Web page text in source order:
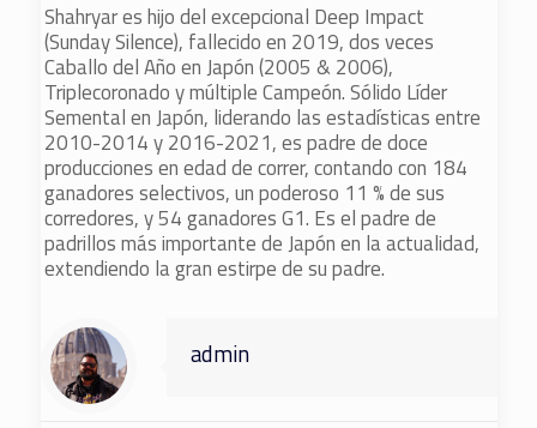
Shahryar es hijo del excepcional Deep Impact
(Sunday Silence), fallecido en 2019, dos veces
Caballo del Año en Japón (2005 & 2006),
Triplecoronado y múltiple Campeón. Sólido Líder
Semental en Japón, liderando las estadísticas entre
2010-2014 y 2016-2021, es padre de doce
producciones en edad de correr, contando con 184
ganadores selectivos, un poderoso 11 % de sus
corredores, y 54 ganadores G1. Es el padre de
padrillos más importante de Japón en la actualidad,
extendiendo la gran estirpe de su padre.
admin